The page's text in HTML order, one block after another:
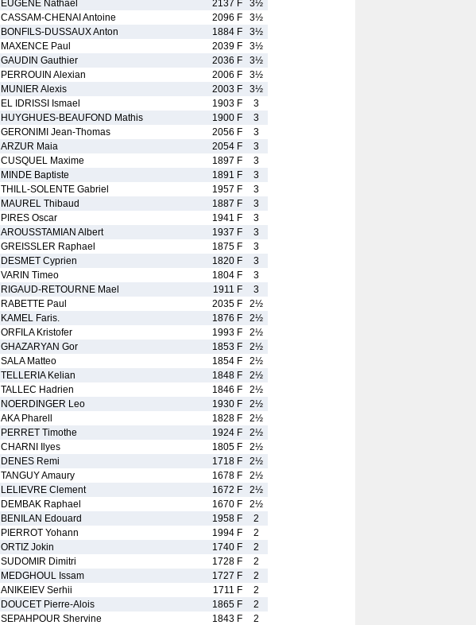
EUGENE Nathael 2137 F
3½
CASSAM-CHENAI Antoine 2096 F
3½
BONFILS-DUSSAUX Anton 1884 F
3½
MAXENCE Paul 2039 F
3½
GAUDIN Gauthier 2036 F
3½
PERROUIN Alexian 2006 F
3½
MUNIER Alexis 2003 F
3½
EL IDRISSI Ismael 1903 F
3
HUYGHUES-BEAUFOND Mathis 1900 F
3
GERONIMI Jean-Thomas 2056 F
3
ARZUR Maia 2054 F
3
CUSQUEL Maxime 1897 F
3
MINDE Baptiste 1891 F
3
THILL-SOLENTE Gabriel 1957 F
3
MAUREL Thibaud 1887 F
3
PIRES Oscar 1941 F
3
AROUSSTAMIAN Albert 1937 F
3
GREISSLER Raphael 1875 F
3
DESMET Cyprien 1820 F
3
VARIN Timeo 1804 F
3
RIGAUD-RETOURNE Mael 1911 F
3
RABETTE Paul 2035 F
2½
KAMEL Faris. 1876 F
2½
ORFILA Kristofer 1993 F
2½
GHAZARYAN Gor 1853 F
2½
SALA Matteo 1854 F
2½
TELLERIA Kelian 1848 F
2½
TALLEC Hadrien 1846 F
2½
NOERDINGER Leo 1930 F
2½
AKA Pharell 1828 F
2½
PERRET Timothe 1924 F
2½
CHARNI Ilyes 1805 F
2½
DENES Remi 1718 F
2½
TANGUY Amaury 1678 F
2½
LELIEVRE Clement 1672 F
2½
DEMBAK Raphael 1670 F
2½
BENILAN Edouard 1958 F
2
PIERROT Yohann 1994 F
2
ORTIZ Jokin 1740 F
2
SUDOMIR Dimitri 1728 F
2
MEDGHOUL Issam 1727 F
2
ANIKEIEV Serhii 1711 F
2
DOUCET Pierre-Alois 1865 F
2
SEPAHPOUR Shervine 1843 F
2